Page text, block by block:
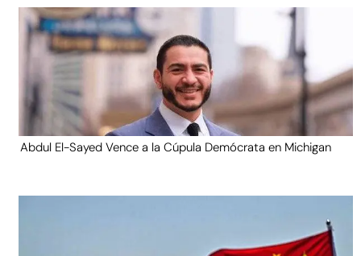
Abdul El-Sayed Vence a la Cúpula Demócrata en Michigan